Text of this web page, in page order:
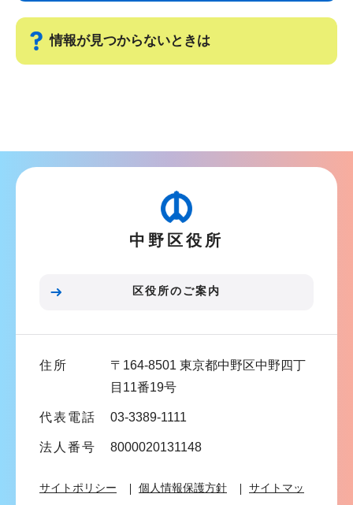
で
情報が見つからないときは
ゲ
ま
中野区役所
区役所のご案内
住所
〒164-8501 東京都中野区中野四丁
目11番19号
代表電話 03-3389-1111
法人番号 8000020131148
サイトポリシー 個人情報保護方針 サイトマッ